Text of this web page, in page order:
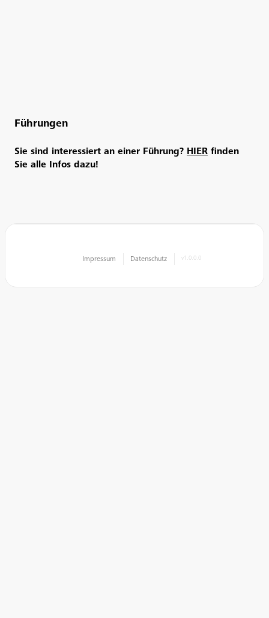
Führungen
Sie sind interessiert an einer Führung? HIER finden
Sie alle Infos dazu!
Impressum Datenschutz v1.0.0.0